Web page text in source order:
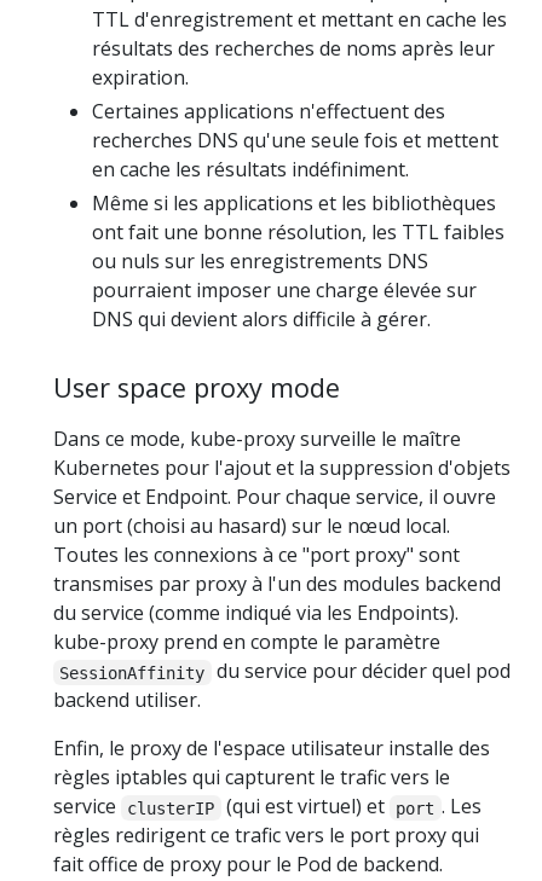
TTL d'enregistrement et mettant en cache les
résultats des recherches de noms après leur
expiration.
Certaines applications n'effectuent des
recherches DNS qu'une seule fois et mettent
en cache les résultats indéfiniment.
Même si les applications et les bibliothèques
ont fait une bonne résolution, les TTL faibles
ou nuls sur les enregistrements DNS
pourraient imposer une charge élevée sur
DNS qui devient alors difficile à gérer.
User space proxy mode
Dans ce mode, kube-proxy surveille le maître
Kubernetes pour l'ajout et la suppression d'objets
Service et Endpoint. Pour chaque service, il ouvre
un port (choisi au hasard) sur le nœud local.
Toutes les connexions à ce "port proxy" sont
transmises par proxy à l'un des modules backend
du service (comme indiqué via les Endpoints).
kube-proxy prend en compte le paramètre
SessionAffinity
du service pour décider quel pod
backend utiliser.
Enfin, le proxy de l'espace utilisateur installe des
règles iptables qui capturent le trafic vers le
service
clusterIP (qui est virtuel) et port . Les
règles redirigent ce trafic vers le port proxy qui
fait office de proxy pour le Pod de backend.